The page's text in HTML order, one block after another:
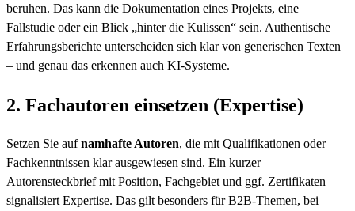
beruhen. Das kann die Dokumentation eines Projekts, eine
Fallstudie oder ein Blick „hinter die Kulissen“ sein. Authentische
Erfahrungsberichte unterscheiden sich klar von generischen Texten
– und genau das erkennen auch KI-Systeme.
2. Fachautoren einsetzen (Expertise)
Setzen Sie aufnamhafte Autoren, die mit Qualifikationen oder
Fachkenntnissen klar ausgewiesen sind. Ein kurzer
Autorensteckbrief mit Position, Fachgebiet und ggf. Zertifikaten
signalisiert Expertise. Das gilt besonders für B2B-Themen, bei